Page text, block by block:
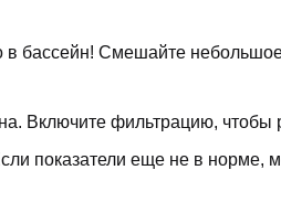
в бассейн! Смешайте
Включите фильтрацию, чтобы
показатели еще не в